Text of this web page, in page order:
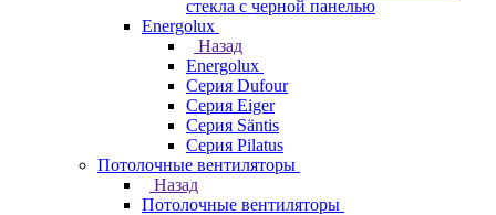
стекла с черной панелью
Energolux
Назад
Energolux
Серия Dufour
Серия Eiger
Серия Säntis
Серия Pilatus
Потолочные вентиляторы
Назад
Потолочные вентиляторы